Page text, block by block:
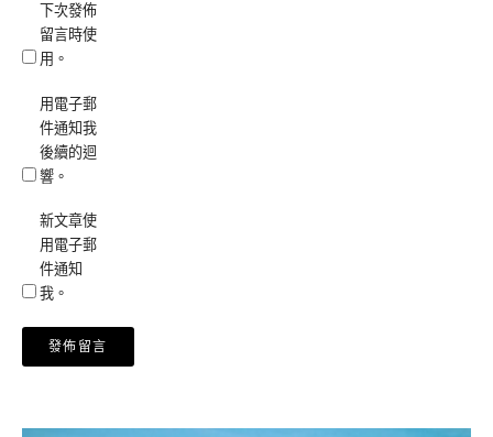
下次發佈
留言時使
用。
用電子郵
件通知我
後續的迴
響。
新文章使
用電子郵
件通知
我。